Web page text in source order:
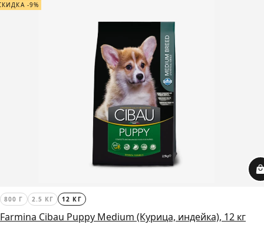
-9%
800 Г 2.5 КГ 12 КГ
Farmina Cibau Puppy Medium (Курица, индейка), 12 кг